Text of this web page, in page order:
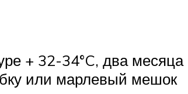
+ 32-34°C, два месяца
или марлевый мешок